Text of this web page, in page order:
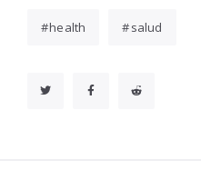
health salud